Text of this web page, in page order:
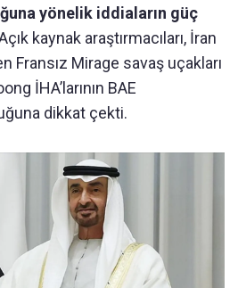
yönelik iddiaların güç
kaynak araştırmacıları, İran
Fransız Mirage savaş uçakları
İHA’larının BAE
dikkat çekti.